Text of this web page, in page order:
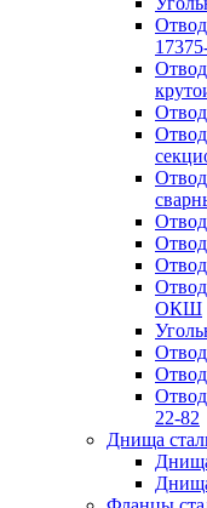
ОКШ
22-82
Днища